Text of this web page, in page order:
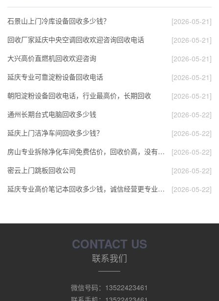
石景山上门冷库设备回收多少钱？
[2026-05-21]
回收厂家延庆中央空调回收欢迎咨询回收电话
[2026-05-21]
大兴高价直燃机回收欢迎咨询
[2026-05-21]
延庆专业可靠淀粉设备回收电话
[2026-05-21]
朝阳淀粉设备回收电话，行业最高价，长期回收
[2026-05-21]
通州长期台式电脑回收多少钱
[2026-05-22]
延庆上门洁净车间回收多少钱？
[2026-05-22]
房山专业拆除净化车间免费估价，回收价高，没有…
[2026-05-22]
密云上门跳板回收公司
[2026-05-22]
延庆专业高价笔记本回收多少钱，诚信经营更专业…
[2026-05-22]
CONTACT US
联系我们
微信号码：13522423461